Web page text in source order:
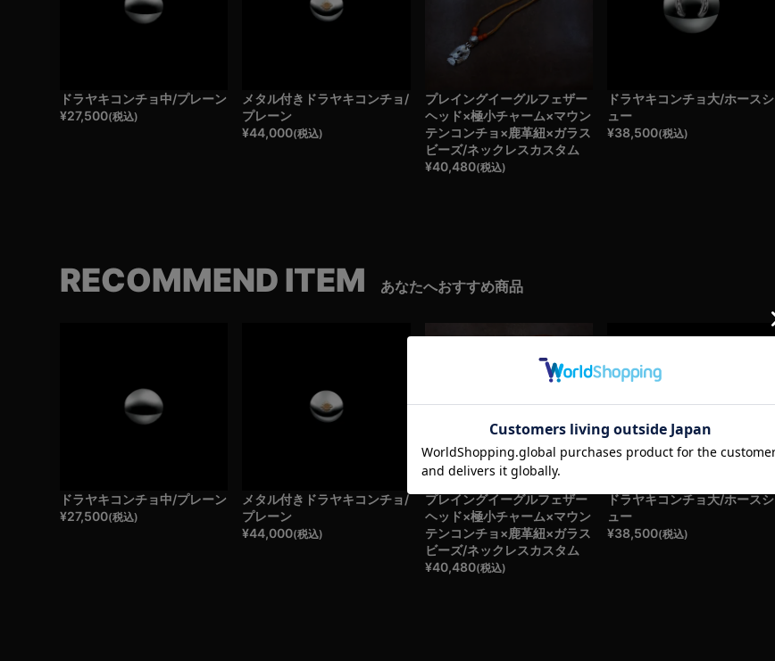
ドラヤキコンチョ中/プレーン
¥27,500(税込)
メタル付きドラヤキコンチョ/
プレーン
¥44,000(税込)
プレイングイーグルフェザー
ヘッド×極小チャーム×マウン
テンコンチョ×鹿革紐×ガラス
ビーズ/ネックレスカスタム
¥40,480(税込)
ドラヤキコンチョ大/ホースシ
ュー
¥38,500(税込)
RECOMMEND ITEM あなたへおすすめ商品
ドラヤキコンチョ中/プレーン
¥27,500(税込)
メタル付きドラヤキコンチョ/
プレーン
¥44,000(税込)
プレイングイーグルフェザー
ヘッド×極小チャーム×マウン
テンコンチョ×鹿革紐×ガラス
ビーズ/ネックレスカスタム
¥40,480(税込)
ドラヤキコンチョ大/ホースシ
ュー
¥38,500(税込)